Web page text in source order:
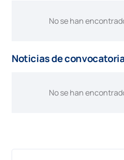
No se han
Noticias de
No se han